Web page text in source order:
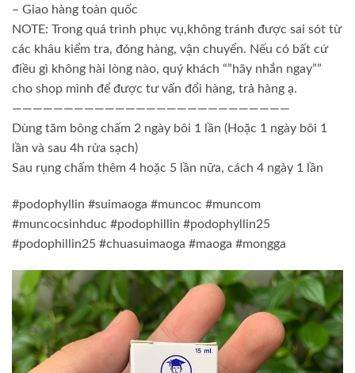
– Giao hàng toàn quốc
NOTE: Trong quá trình phục vụ,không tránh được sai sót từ
các khâu kiểm tra, đóng hàng, vận chuyển. Nếu có bất cứ
điều gì không hài lòng nào, quý khách “”hãy nhắn ngay””
cho shop mình để được tư vấn đổi hàng, trả hàng ạ.
———————————————————————————
Dùng tăm bông chấm 2 ngày bôi 1 lần (Hoặc 1 ngày bôi 1
lần và sau 4h rửa sạch)
Sau rụng chấm thêm 4 hoặc 5 lần nữa, cách 4 ngày 1 lần
#podophyllin #suimaoga #muncoc #muncom
#muncocsinhduc #podophillin #podophyllin25
#podophillin25 #chuasuimaoga #maoga #mongga